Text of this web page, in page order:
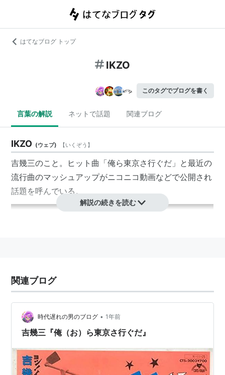
はてなブログ トップ
IKZO
このタグでブログを書く
言葉の解説 ネットで話題 関連ブログ
IKZO (ウェブ) 【いくぞう 】
吉幾三のこと。ヒット曲「俺ら東京さ行ぐだ」と最近の
流行曲のマッシュアップがニコニコ動画などで公開され
話題を呼んでいる。
解説の続きを読む
関連ブログ
時代遅れの男のブログ • 1年前
吉幾三『俺（お）ら東京さ行ぐだ』